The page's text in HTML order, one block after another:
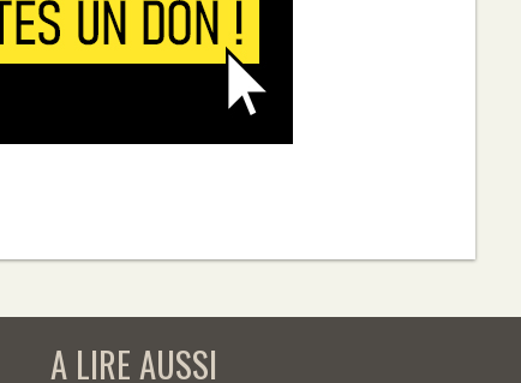
A LIRE AUSSI